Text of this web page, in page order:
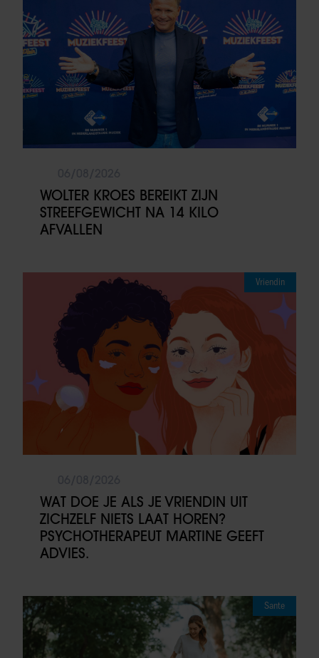
WOLTER KROES BEREIKT ZIJN
STREEFGEWICHT NA 14 KILO
AFVALLEN
Vriendin
WAT DOE JE ALS JE VRIENDIN UIT
ZICHZELF NIETS LAAT HOREN?
PSYCHOTHERAPEUT MARTINE GEEFT
ADVIES.
Sante